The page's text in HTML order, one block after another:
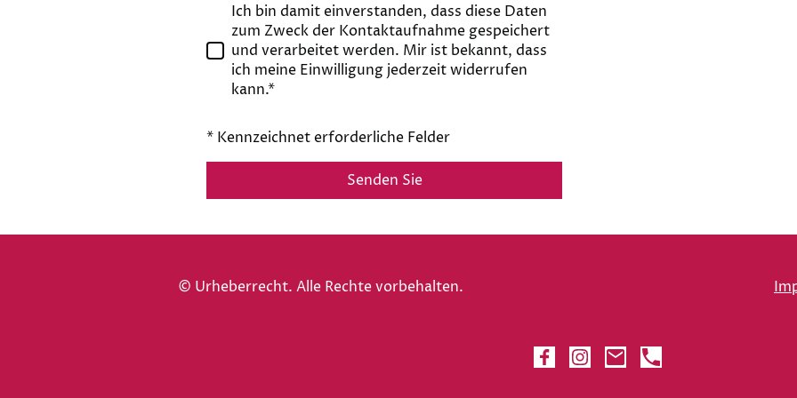
Ich bin damit einverstanden, dass diese Daten
zum Zweck der Kontaktaufnahme gespeichert
und verarbeitet werden. Mir ist bekannt, dass
ich meine Einwilligung jederzeit widerrufen
kann.*
* Kennzeichnet erforderliche Felder
Senden Sie
© Urheberrecht. Alle Rechte vorbehalten.